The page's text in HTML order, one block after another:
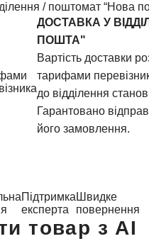
/ поштомат “Нова
ДОСТАВКА У
ПОШТА"
Вартість доставки
тарифами
до відділення
Гарантовано
його замовлення.
Підтримка
експерта
Швидке
повернення
товар з AI